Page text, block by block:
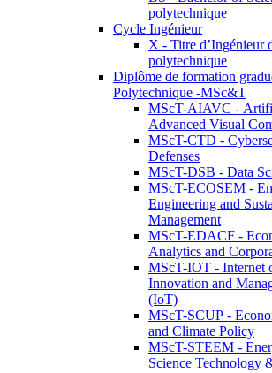
polytechnique
Cycle Ingénieur
X - Titre d’Ingénieur
polytechnique
Diplôme de formation
Polytechnique -MSc&T
MScT-AIAVC -
Advanced Visual
MScT-CTD -
Defenses
MScT-DSB - Data
MScT-ECOSEM -
Engineering and
Management
MScT-EDACF -
Analytics and
MScT-IOT - Internet
Innovation and
(IoT)
MScT-SCUP -
and Climate Policy
MScT-STEEM -
Science Technology